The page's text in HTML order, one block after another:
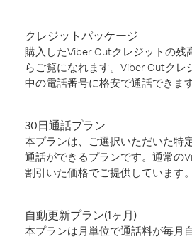
クレジットパッケージ
購入したViber Outクレジットの残
らご覧になれます。Viber Outクレ
中の電話番号に格安で通話できます
30日通話プラン
本プランは、ご選択いただいた特
通話ができるプランです。通常の
割引いた価格でご提供しています。
自動更新プラン(1ヶ月)
本プランは月単位で通話料が毎月